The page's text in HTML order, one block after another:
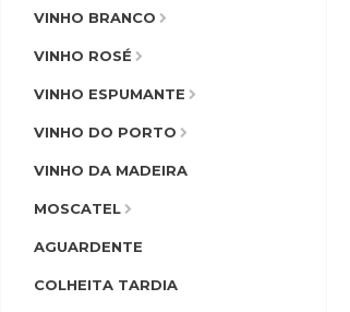
VINHO BRANCO
VINHO ROSÉ
VINHO ESPUMANTE
VINHO DO PORTO
VINHO DA MADEIRA
MOSCATEL
AGUARDENTE
COLHEITA TARDIA